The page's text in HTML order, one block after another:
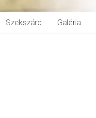
Szekszárd Galéria